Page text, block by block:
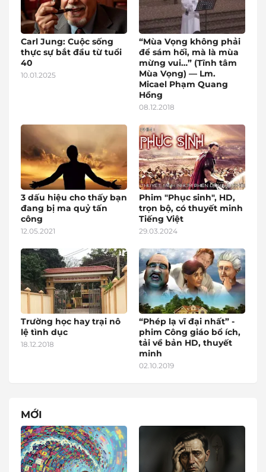
Carl Jung: Cuộc sống
thực sự bắt đầu từ tuổi
40
10.01.2025
“Mùa Vọng không phải
để sám hối, mà là mùa
mừng vui…” (Tĩnh tâm
Mùa Vọng) — Lm.
Micael Phạm Quang
Hồng
08.12.2018
3 dấu hiệu cho thấy bạn
đang bị ma quỷ tấn
công
12.05.2021
Phim "Phục sinh", HD,
trọn bộ, có thuyết minh
Tiếng Việt
29.03.2024
Trường học hay trại nô
lệ tình dục
18.12.2018
“Phép lạ vĩ đại nhất” -
phim Công giáo bổ ích,
tải về bản HD, thuyết
minh
02.10.2019
MỚI